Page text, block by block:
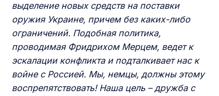
выделение новых средств на поставки
оружия Украине, причем без каких-либо
ограничений. Подобная политика,
проводимая Фридрихом Мерцем, ведет к
эскалации конфликта и подталкивает нас к
войне с Россией. Мы, немцы, должны этому
воспрепятствовать! Наша цель – дружба с